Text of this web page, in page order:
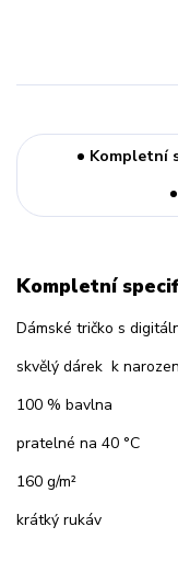
Kompletní
Kompletní
Dámské tričko s
skvělý dárek k
100 % bavlna
pratelné na 40 °C
160 g/m²
krátký rukáv